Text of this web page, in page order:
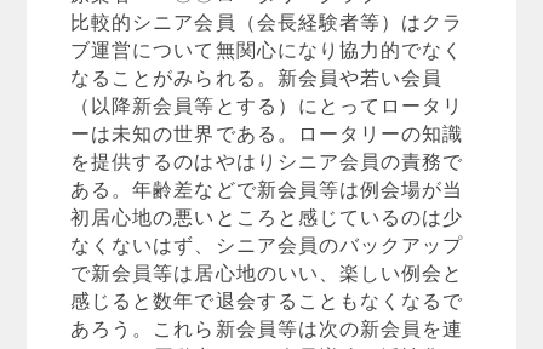
比較的シニア会員（会長経験者等）はクラ
ブ運営について無関心になり協力的でなく
なることがみられる。新会員や若い会員
（以降新会員等とする）にとってロータリ
ーは未知の世界である。ロータリーの知識
を提供するのはやはりシニア会員の責務で
ある。年齢差などで新会員等は例会場が当
初居心地の悪いところと感じているのは少
なくないはず、シニア会員のバックアップ
で新会員等は居心地のいい、楽しい例会と
感じると数年で退会することもなくなるで
あろう。これら新会員等は次の新会員を連